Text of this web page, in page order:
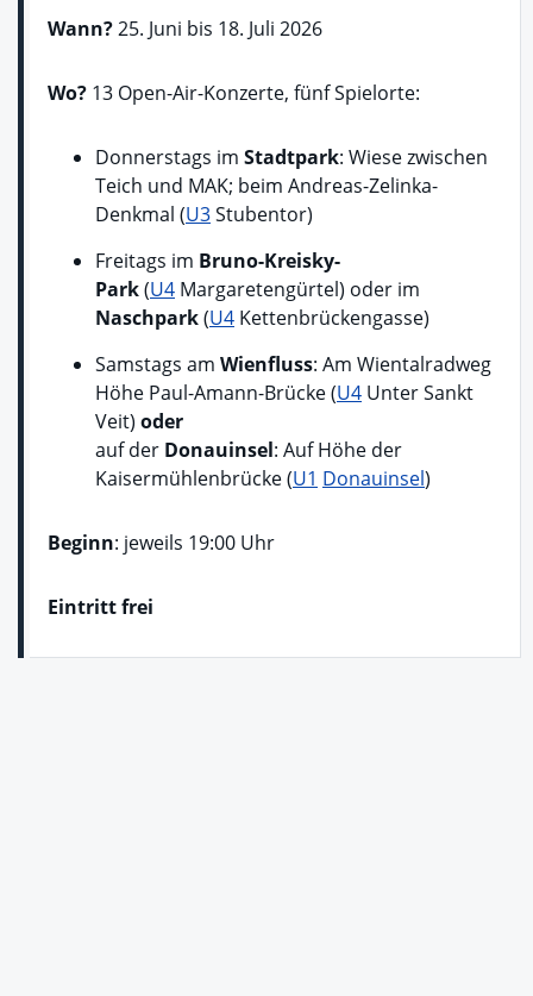
Wann?25. Juni bis 18. Juli 2026
Wo? 13 Open-Air-Konzerte, fünf Spielorte:
Donnerstags im Stadtpark: Wiese zwischen
Teich und MAK; beim Andreas-Zelinka-
Denkmal (U3Stubentor)
Freitags im Bruno-Kreisky-
Park(U4 Margaretengürtel) oder im
Naschpark(U4 Kettenbrückengasse)
Samstags am Wienfluss: Am Wientalradweg
Höhe Paul-Amann-Brücke (U4 Unter Sankt
Veit) oder
auf der Donauinsel: Auf Höhe der
Kaisermühlenbrücke (U1 Donauinsel)
Beginn: jeweils 19:00 Uhr
Eintritt frei